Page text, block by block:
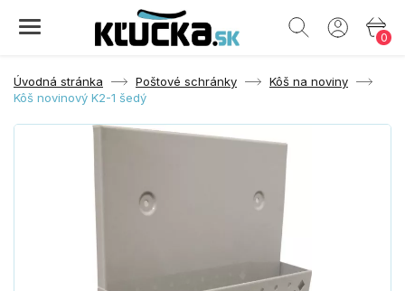
0
Úvodná stránka Poštové schránky
Kôš na noviny
Kôš novinový K2-1 šedý